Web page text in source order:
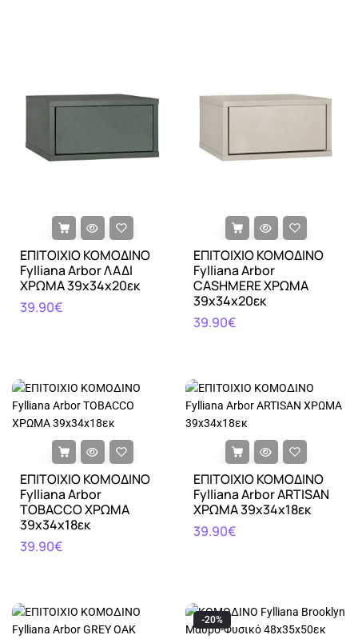
ΕΠΙΤΟΙΧΙΟ ΚΟΜΟΔΙΝΟ
Fylliana Arbor ΛΑΔΙ
ΧΡΩΜΑ 39x34x20εκ
39.90€
ΕΠΙΤΟΙΧΙΟ ΚΟΜΟΔΙΝΟ
Fylliana Arbor
CASHMERE ΧΡΩΜΑ
39x34x20εκ
39.90€
ΕΠΙΤΟΙΧΙΟ ΚΟΜΟΔΙΝΟ
Fylliana Arbor
TOBACCO ΧΡΩΜΑ
39x34x18εκ
39.90€
ΕΠΙΤΟΙΧΙΟ ΚΟΜΟΔΙΝΟ
Fylliana Arbor ARTISAN
ΧΡΩΜΑ 39x34x18εκ
39.90€
-20%